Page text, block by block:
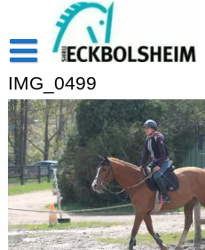
Accueil
Saison 2026-2027
Les actus
Cavasoft client
Présentation
L’équipe
Activités
IMG_0499